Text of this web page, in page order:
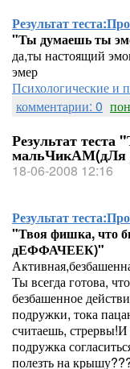
Результат теста:
"Ты думаешь ты
да,ты настоящий
эмер
Психологические и
комментарии: 0
Результат
18-06-2008 12:16
Результат теста:
"Твоя фишка, что
дЕФФАЧЕЕК)"
Ты всегда готова,
безбашенное
подружки, тока
считаешь,
подружка
полезть на